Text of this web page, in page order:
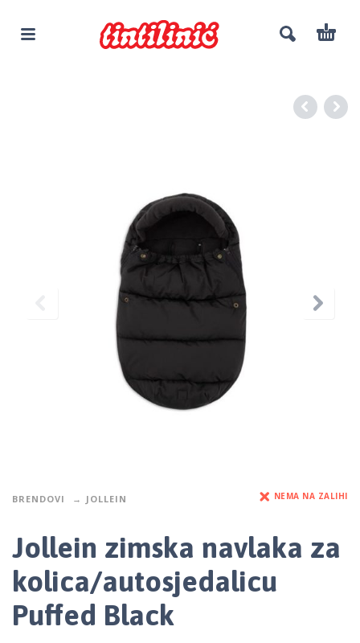
BRENDOVI JOLLEIN NEMA NA ZALIHI
Jollein zimska navlaka za
kolica/autosjedalicu
Puffed Black